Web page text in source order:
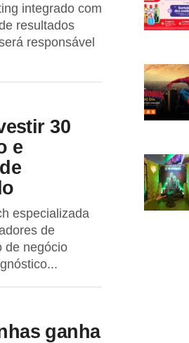
integrado com
resultados
responsável
30
e
especializada
de
de negócio
ganha